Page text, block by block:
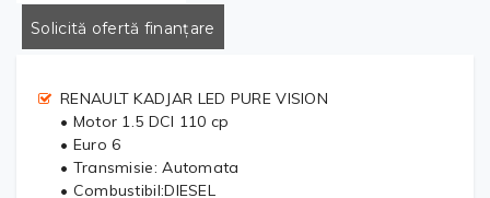
Solicită ofertă finanțare
RENAULT KADJAR LED PURE VISION
• Motor 1.5 DCI 110 cp
• Euro 6
• Transmisie: Automata
• Combustibil:DIESEL